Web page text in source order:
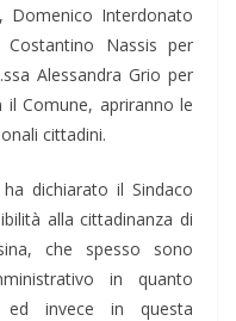
Domenico Interdonato
Nassis per
Alessandra Grio per
il Comune, apriranno le
cittadini.
dichiarato il Sindaco
alla cittadinanza di
che spesso sono
in quanto
ed invece in questa